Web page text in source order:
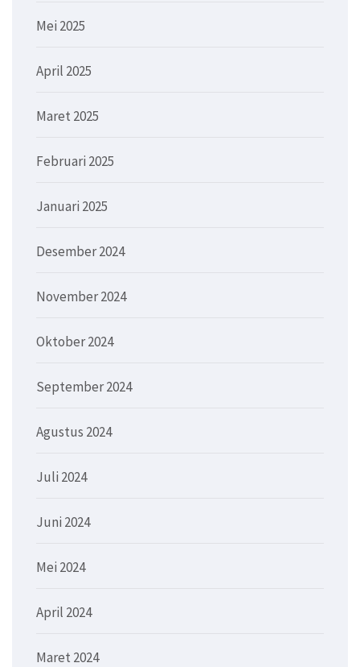
Mei 2025
April 2025
Maret 2025
Februari 2025
Januari 2025
Desember 2024
November 2024
Oktober 2024
September 2024
Agustus 2024
Juli 2024
Juni 2024
Mei 2024
April 2024
Maret 2024